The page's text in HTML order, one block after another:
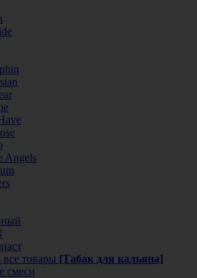
Angels
товары [Табак для кальяна]
смеси